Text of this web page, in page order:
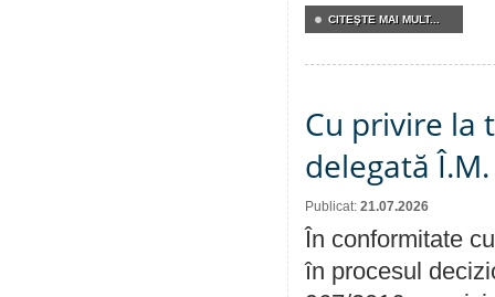
CITEŞTE MAI MULT...
Cu privire la
delegată
Publicat: 21.07.2026
În conformitate
în procesul